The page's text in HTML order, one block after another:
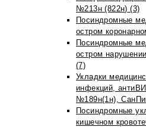
№213н (822н) (3)
Посиндромные
остром
Посиндромные
остром
(7)
Укладки
инфекций,
№189н(1н),
Посиндромные
кишечном